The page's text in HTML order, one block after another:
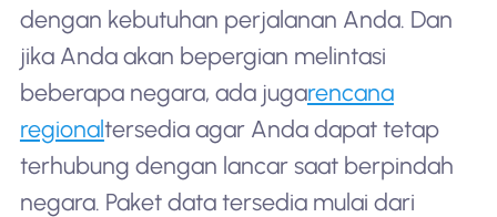
dengan kebutuhan perjalanan Anda. Dan
jika Anda akan bepergian melintasi
beberapa negara, ada jugarencana
regionaltersedia agar Anda dapat tetap
terhubung dengan lancar saat berpindah
negara. Paket data tersedia mulai dari